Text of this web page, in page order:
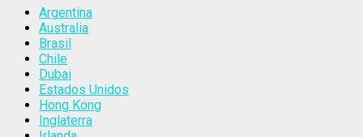
Argentina
Australia
Brasil
Chile
Dubai
Estados Unidos
Hong Kong
Inglaterra